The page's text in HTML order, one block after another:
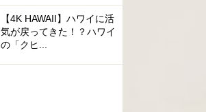
【4K HAWAII】ハワイに活
気が戻ってきた！？ハワイ
の「クヒ...